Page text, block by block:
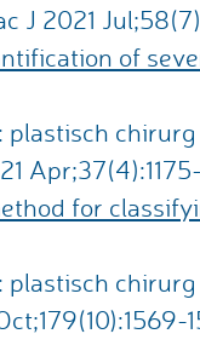
J 2021
of
plastisch
Apr;37(4):1175-
for
plastisch